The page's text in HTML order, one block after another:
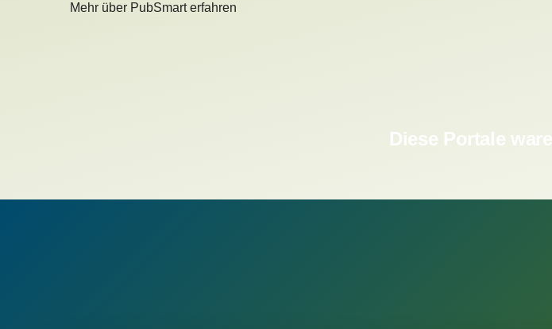
Mehr über PubSmart erfahren
Diese Portale